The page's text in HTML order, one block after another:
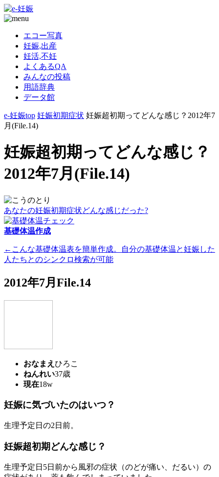
エコー写真
妊娠,出産
妊活,不妊
よくあるQA
みんなの投稿
用語辞典
データ館
e-妊娠top 妊娠初期症状 妊娠超初期ってどんな感じ？2012年7
月(File.14)
妊娠超初期ってどんな感じ？
2012年7月(File.14)
あなたの妊娠初期症状どんな感じだった?
基礎体温作成
←こんな基礎体温表を簡単作成。自分の基礎体温と妊娠した
人たちとのシンクロ検索が可能
2012年7月File.14
おなまえ ひろこ
ねんれい37歳
現在18w
妊娠に気づいたのはいつ？
生理予定日の2日前。
妊娠超初期どんな感じ？
生理予定日5日前から風邪の症状（のどが痛い、だるい）の